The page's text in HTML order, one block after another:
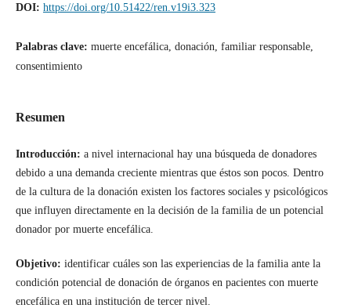
DOI: https://doi.org/10.51422/ren.v19i3.323
Palabras clave: muerte encefálica, donación, familiar responsable,
consentimiento
Resumen
Introducción: a nivel internacional hay una búsqueda de donadores
debido a una demanda creciente mientras que éstos son pocos. Dentro
de la cultura de la donación existen los factores sociales y psicológicos
que influyen directamente en la decisión de la familia de un potencial
donador por muerte encefálica.
Objetivo: identificar cuáles son las experiencias de la familia ante la
condición potencial de donación de órganos en pacientes con muerte
encefálica en una institución de tercer nivel.